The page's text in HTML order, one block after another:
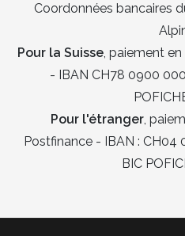
Coordonnées bancaires
Pour la Suisse, paiement
- IBAN CH78 0900
Pour l'étranger,
Postfinance - IBAN :
BIC